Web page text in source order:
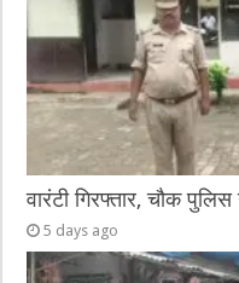
वारंटी गिरफ्तार, चौक
5 days ago